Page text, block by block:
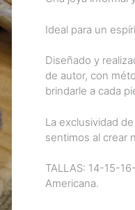
Ideal para un
Diseñado y
de autor, con
brindarle a cada
La exclusividad
sentimos al crear
TALLAS: 14-15-
Americana.